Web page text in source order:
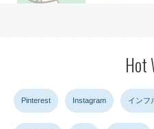
Hot
Pinterest Instagram インフ